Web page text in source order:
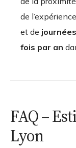
de
et de
fois par an
FAQ –
Lyon